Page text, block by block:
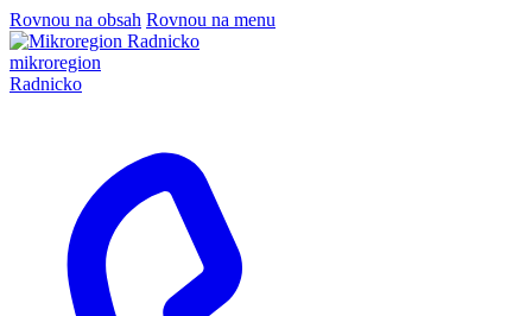
Rovnou na obsah Rovnou na menu
mikroregion
Radnicko